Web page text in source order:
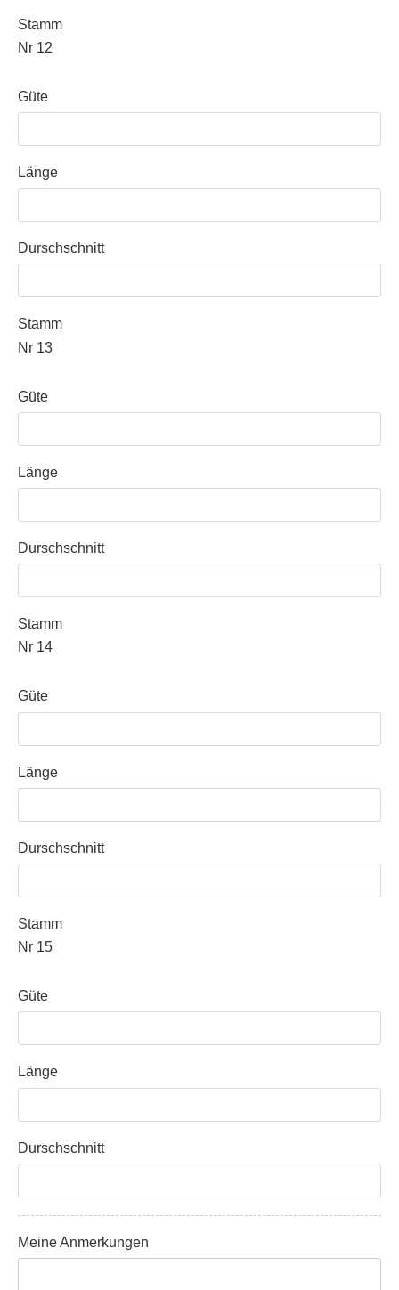
Stamm
Nr 12
Güte
Länge
Durschschnitt
Stamm
Nr 13
Güte
Länge
Durschschnitt
Stamm
Nr 14
Güte
Länge
Durschschnitt
Stamm
Nr 15
Güte
Länge
Durschschnitt
Meine Anmerkungen